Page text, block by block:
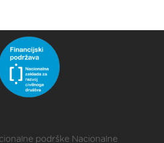
podrške Nacionalne